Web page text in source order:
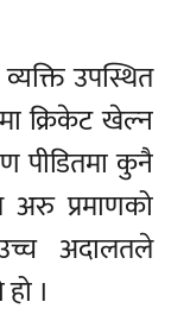
उपस्थित
क्रिकेट खेल्न
पीडितमा कुनै
अरु प्रमाणको
अदालतले
।